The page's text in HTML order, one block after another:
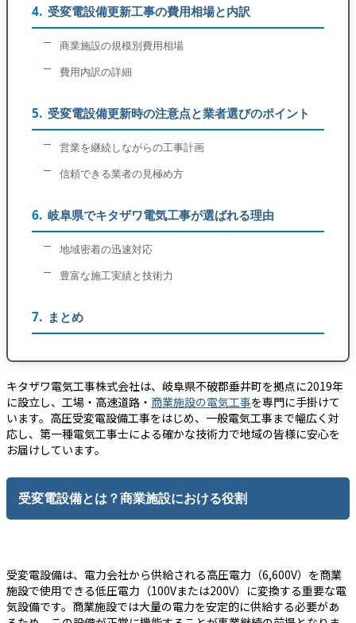
受変電設備更新工事の費用相場と内訳
商業施設の規模別費用相場
費用内訳の詳細
受変電設備更新時の注意点と業者選びのポイント
営業を継続しながらの工事計画
信頼できる業者の見極め方
岐阜県でキタザワ電気工事が選ばれる理由
地域密着の迅速対応
豊富な施工実績と技術力
まとめ
キタザワ電気工事株式会社は、岐阜県不破郡垂井町を拠点に2019年
に設立し、工場・高速道路・ 商業施設の電気工事を専門に手掛けて
います。高圧受変電設備工事をはじめ、一般電気工事まで幅広く対
応し、第一種電気工事士による確かな技術力で地域の皆様に安心を
お届けしています。
受変電設備とは？商業施設における役割
受変電設備は、電力会社から供給される高圧電力（6,600V）を商業
施設で使用できる低圧電力（100Vまたは200V）に変換する重要な電
気設備です。商業施設では大量の電力を安定的に供給する必要があ